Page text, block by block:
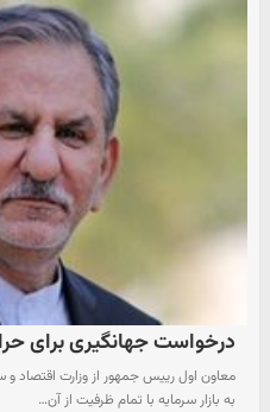
درخواست جهانگیری برای
معاون اول رییس جمهور از وزارت اقتصاد
به بازار سرمایه با تمام ظرفیت از آن…